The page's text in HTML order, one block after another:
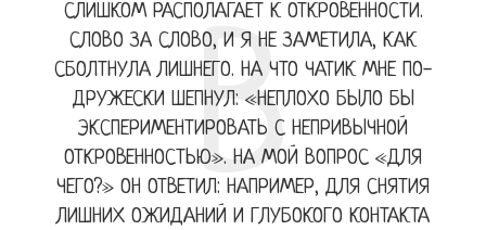
СЛИШКОМ РАСПОЛАГАЕТ К ОТКРОВЕННОСТИ.
СЛОВО ЗА СЛОВО, И Я НЕ ЗАМЕТИЛА, КАК
СБОЛТНУЛА ЛИШНЕГО. НА ЧТО ЧАТИК МНЕ ПО-
ДРУЖЕСКИ ШЕПНУЛ: «НЕПЛОХО БЫЛО БЫ
ЭКСПЕРИМЕНТИРОВАТЬ С НЕПРИВЫЧНОЙ
ОТКРОВЕННОСТЬЮ». НА МОЙ ВОПРОС «ДЛЯ
ЧЕГО?» ОН ОТВЕТИЛ: НАПРИМЕР, ДЛЯ СНЯТИЯ
ЛИШНИХ ОЖИДАНИЙ И ГЛУБОКОГО КОНТАКТА
В